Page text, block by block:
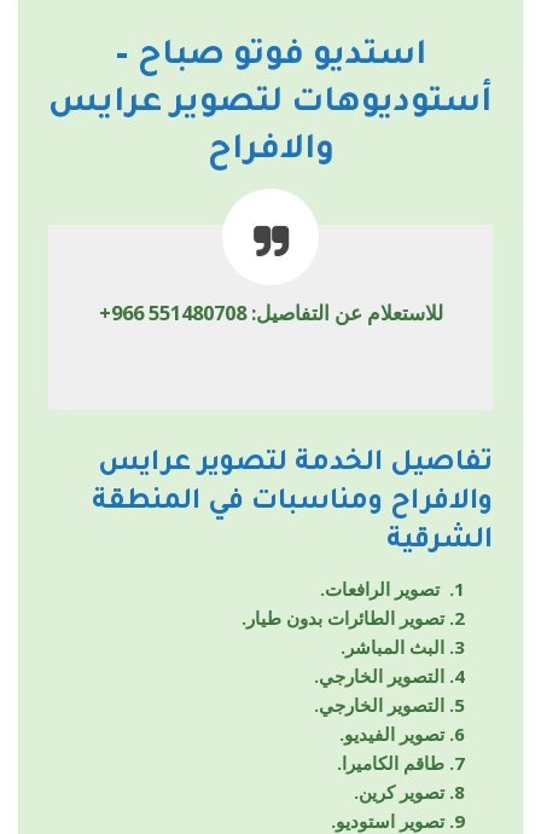
استديو فوتو صباح –
أستوديوهات لتصوير عرايس
والافراح
للاستعلام عن التفاصيل:+966 551480708
تفاصيل الخدمة لتصوير عرايس
والافراح ومناسبات في المنطقة
الشرقية
تصوير الرافعات.
تصوير الطائرات بدون طيار.
البث المباشر.
التصوير الخارجي.
التصوير الخارجي.
تصوير الفيديو.
طاقم الكاميرا.
تصوير كرين.
تصوير استوديو.